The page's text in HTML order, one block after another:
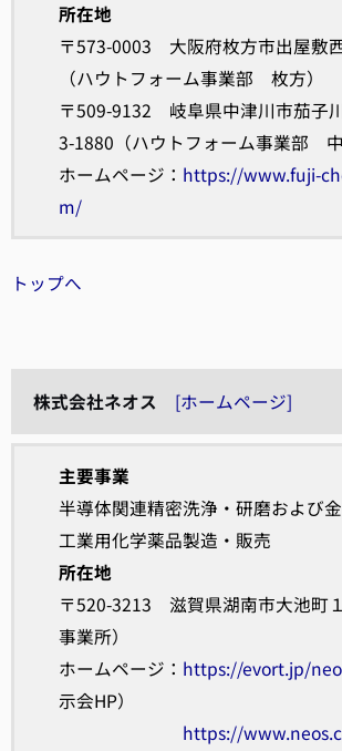
所在地
〒573-0003 大阪府枚方市出屋敷
（ハウトフォーム事業部 枚方）
〒509-9132 岐阜県中津川市茄子
3-1880（ハウトフォーム事業部 中
ホームページ： https://www.fuji-
m/
トップへ
株式会社ネオス [ホームページ]
主要事業
半導体関連精密洗浄・研磨および
工業用化学薬品製造・販売
所在地
〒520-3213 滋賀県湖南市大池町
事業所）
ホームページ： https://evort.jp/
示会HP）
https://